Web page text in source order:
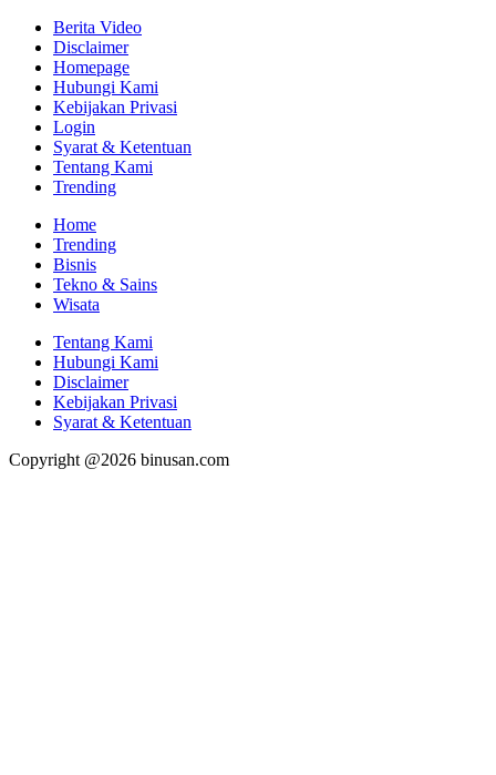
Berita Video
Disclaimer
Homepage
Hubungi Kami
Kebijakan Privasi
Login
Syarat & Ketentuan
Tentang Kami
Trending
Home
Trending
Bisnis
Tekno & Sains
Wisata
Tentang Kami
Hubungi Kami
Disclaimer
Kebijakan Privasi
Syarat & Ketentuan
Copyright @2026 binusan.com